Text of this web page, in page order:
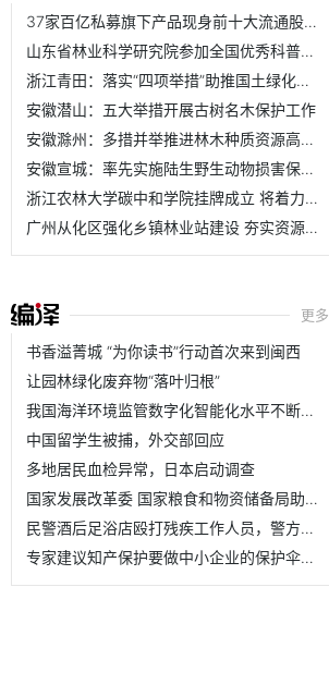
37家百亿私募旗下产品现身前十大流通股名单
山东省林业科学研究院参加全国优秀科普作品评选活动
浙江青田：落实“四项举措”助推国土绿化取得新成效
安徽潜山：五大举措开展古树名木保护工作
安徽滁州：多措并举推进林木种质资源高质量发展
安徽宣城：率先实施陆生野生动物损害保险理赔机制
浙江农林大学碳中和学院挂牌成立 将着力培养具有碳中和与农...
广州从化区强化乡镇林业站建设 夯实资源管护基层基础
更多
书香溢菁城 “为你读书”行动首次来到闽西
让园林绿化废弃物“落叶归根”
我国海洋环境监管数字化智能化水平不断提升
中国留学生被捕，外交部回应
多地居民血检异常，日本启动调查
国家发展改革委 国家粮食和物资储备局助力388个脱贫县加强农...
民警酒后足浴店殴打残疾工作人员，警方通报：已成立工作组，...
专家建议知产保护要做中小企业的保护伞，而非拦路虎